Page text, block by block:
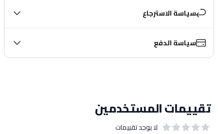
سياسة الاسترجاع
سياسة الدفع
تقييمات المستخدمين
لا يوجد تقييمات